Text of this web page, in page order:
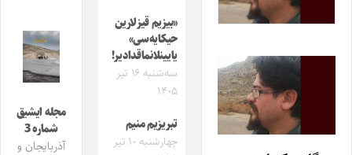
«بیزیم قیزلارین
حیکایه‌سی»
یایینلانماقدادیر!
سه‌شنبه ۱۶ تیر
۱۴۰۵
تبریزیم منیم
چهارشنبه ۱۰ تیر
مجله ایشیق
شماره 3
آذربایجان و